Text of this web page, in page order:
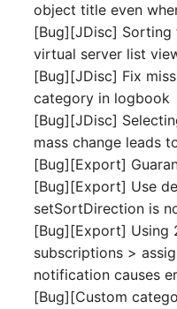
object title even
[Bug][JDisc]
virtual server list
[Bug][JDisc] Fix
category in logbook
[Bug][JDisc]
mass change leads
[Bug][Export]
[Bug][Export] Use
setSortDirection is
[Bug][Export] Using
subscriptions >
notification causes
[Bug][Custom